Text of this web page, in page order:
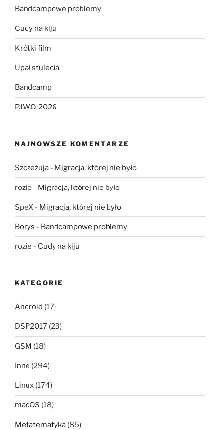
Bandcampowe problemy
Cudy na kiju
Krótki film
Upał stulecia
Bandcamp
P.I.W.O. 2026
NAJNOWSZE KOMENTARZE
Szczeżuja - Migracja, której nie było
rozie - Migracja, której nie było
SpeX - Migracja, której nie było
Borys - Bandcampowe problemy
rozie - Cudy na kiju
KATEGORIE
Android (17)
DSP2017 (23)
GSM (18)
Inne (294)
Linux (174)
macOS (18)
Metatematyka (85)